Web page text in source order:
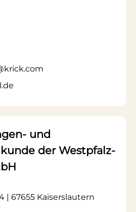
und
der Westpfalz-
| 67655 Kaiserslautern